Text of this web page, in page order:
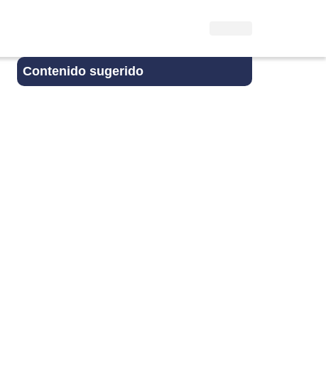
Contenido sugerido